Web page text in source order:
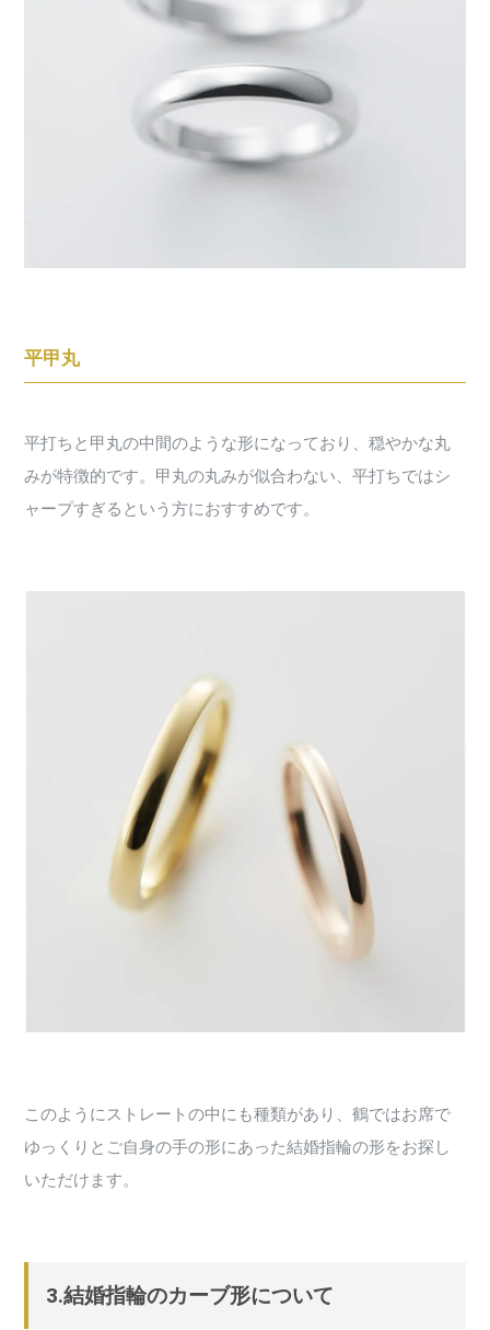
平甲丸
平打ちと甲丸の中間のような形になっており、穏やかな丸
みが特徴的です。甲丸の丸みが似合わない、平打ちではシ
ャープすぎるという方におすすめです。
このようにストレートの中にも種類があり、鶴ではお席で
ゆっくりとご自身の手の形にあった結婚指輪の形をお探し
いただけます。
3.結婚指輪のカーブ形について